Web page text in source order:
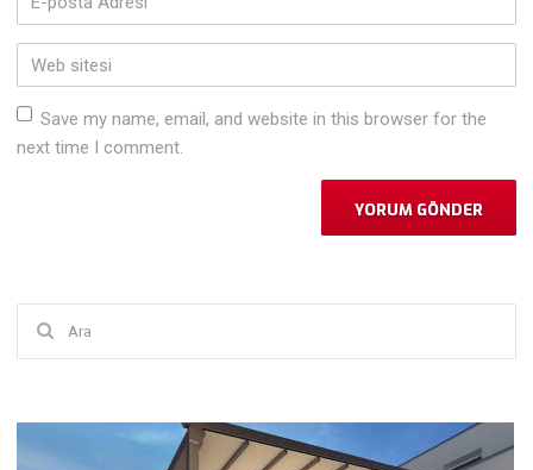
posta
Adresi*
Web
sitesi
Save my name, email, and website in this browser for the
next time I comment.